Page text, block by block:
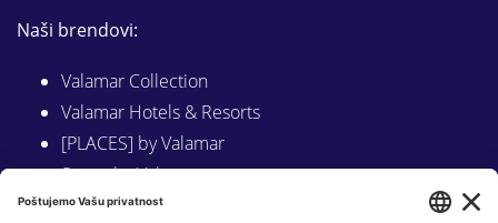
Naši brendovi:
Valamar Collection
Valamar Hotels & Resorts
[PLACES] by Valamar
Sunny by Valamar
Valamar Camping